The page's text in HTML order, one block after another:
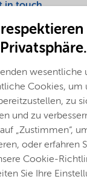
in touch
Privatsphäre.
wesentliche
Cookies, um
zu
und zu
„Zustimmen“,
oder erfahren
Cookie-
Sie Ihre